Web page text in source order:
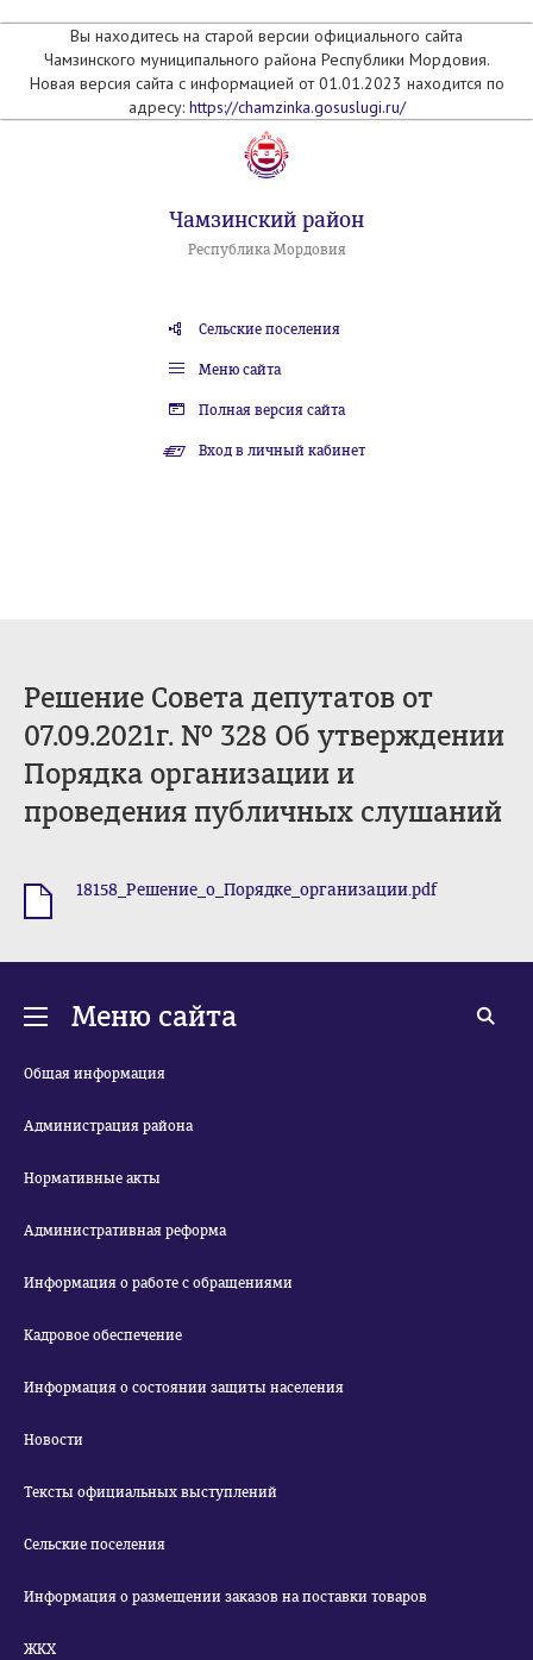
Вы находитесь на старой версии официального сайта
Чамзинского муниципального района Республики Мордовия.
Новая версия сайта с информацией от 01.01.2023 находится по
адресу: https://chamzinka.gosuslugi.ru/
Чамзинский район
Республика Мордовия
Сельские поселения
Меню сайта
Полная версия сайта
Вход в личный кабинет
Решение Совета депутатов от
07.09.2021г. № 328 Об утверждении
Порядка организации и
проведения публичных слушаний
18158_Решение_о_Порядке_организации.pdf
Меню сайта
Общая информация
Администрация района
Нормативные акты
Административная реформа
Информация о работе с обращениями
Кадровое обеспечение
Информация о состоянии защиты населения
Новости
Тексты официальных выступлений
Сельские поселения
Информация о размещении заказов на поставки товаров
ЖКХ